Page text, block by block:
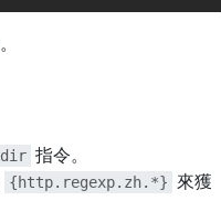
指令。
{http.regexp.zh.*}
來獲